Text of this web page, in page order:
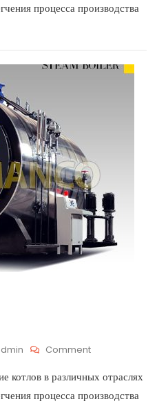
процесса производства
Comment
котлов в различных отраслях
процесса производства